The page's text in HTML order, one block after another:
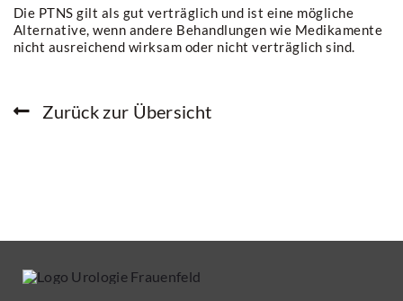
Die PTNS gilt als gut verträglich und ist eine mögliche
Alternative, wenn andere Behandlungen wie Medikamente
nicht ausreichend wirksam oder nicht verträglich sind.
Zurück zur Übersicht